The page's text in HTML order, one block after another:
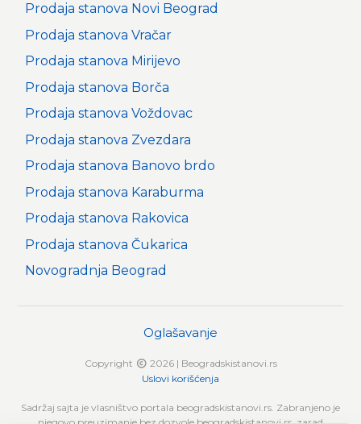
Prodaja stanova Novi Beograd
Prodaja stanova Vračar
Prodaja stanova Mirijevo
Prodaja stanova Borča
Prodaja stanova Voždovac
Prodaja stanova Zvezdara
Prodaja stanova Banovo brdo
Prodaja stanova Karaburma
Prodaja stanova Rakovica
Prodaja stanova Čukarica
Novogradnja Beograd
Oglašavanje
Copyright
2026 | Beogradskistanovi.rs
Uslovi korišćenja
Sadržaj sajta je vlasništvo portala beogradskistanovi.rs. Zabranjeno je